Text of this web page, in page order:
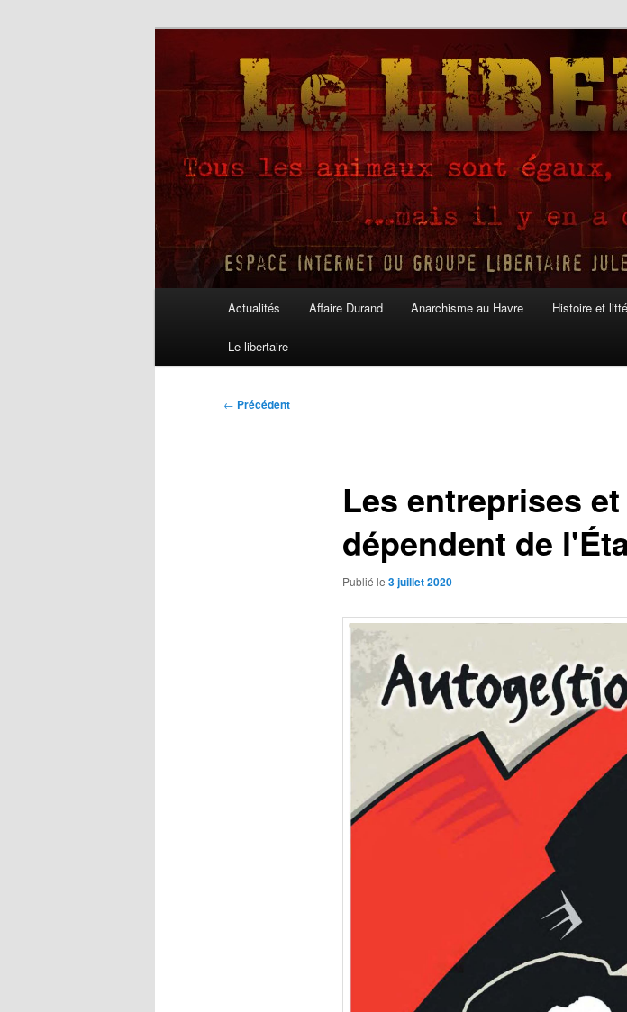
Le Libertaire
Actualités Affaire Durand Anarchisme au Havre Histoire et
Le libertaire
Navigation
← Précédent
Les entreprises
dépendent de
Publié le 3 juillet 2020